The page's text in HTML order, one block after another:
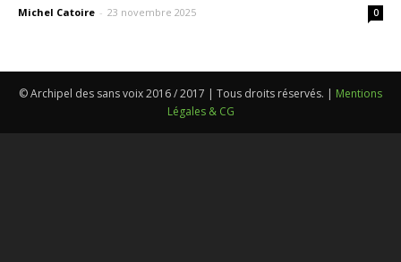
Michel Catoire - 23 novembre 2025 0
© Archipel des sans voix 2016 / 2017 | Tous droits réservés. | Mentions
Légales & CG